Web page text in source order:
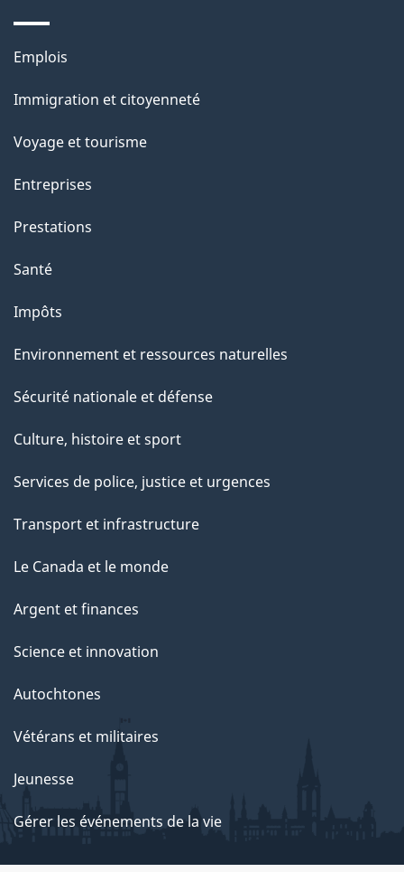
Thèmes
sujets
Emplois
Immigration et citoyenneté
Voyage et tourisme
Entreprises
Prestations
Santé
Impôts
Environnement et ressources naturelles
Sécurité nationale et défense
Culture, histoire et sport
Services de police, justice et urgences
Transport et infrastructure
Le Canada et le monde
Argent et finances
Science et innovation
Autochtones
Vétérans et militaires
Jeunesse
Gérer les événements de la vie